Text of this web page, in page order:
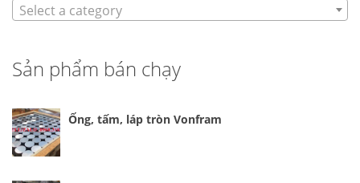
Select a category
Sản phẩm bán chạy
Ống, tấm, láp tròn Vonfram